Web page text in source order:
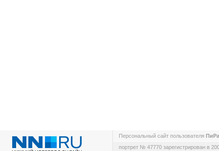
Персональный сайт пользователя
портрет № 47770 зарегистрирован в